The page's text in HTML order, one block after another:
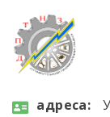
aдресa: